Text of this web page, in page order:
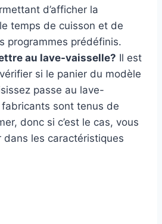
d’afficher la
temps de cuisson et de
programmes prédéfinis.
au lave-vaisselle? Il est
si le panier du modèle
passe au lave-
sont tenus de
donc si c’est le cas, vous
dans les caractéristiques